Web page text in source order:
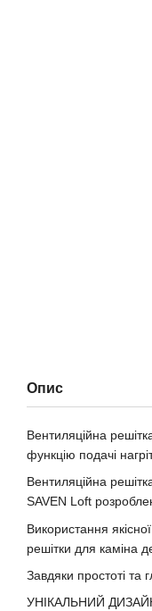
Опис
Вентиляційна
функцію подачі
Вентиляційна
SAVEN Loft
Використання
решітки для каміна
Завдяки простоті та
УНІКАЛЬНИЙ